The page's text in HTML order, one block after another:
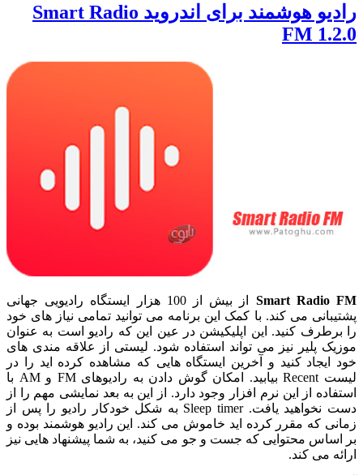
رادیو هوشمند برای اندروید Smart Radio
FM 1.2.0
Smart Radio FM
از بیش از 100 هزار ایستگاه رادیویی جهانی
پشتیبانی می کند. با کمک این برنامه می توانید تمامی نیاز های خود
را برطرف کنید. این اپلیکیشن در عین این که رادیو است به عنوان
موزیک پلیر نیز می تواند استفاده شود. لیستی از علاقه مندی های
خود ایجاد کنید و آخرین ایستگاه هایی که مشاهده کرده اید را در
لیست Recent بیابید. امکان گوش دادن به رادیوهای FM و AM با
استفاده از این نرم افزار وجود دارد. از این به بعد نمایشی مهم را از
دست نخواهید یافت. Sleep timer به شکل خودکار رادیو را پس از
زمانی که مقرر کرده اید خاموش می کند. این رادیو هوشمند بوده و
بر اساس محتوایی که جست و جو می کنید، به شما پیشنهاد هایی نیز
ارائه می کند.